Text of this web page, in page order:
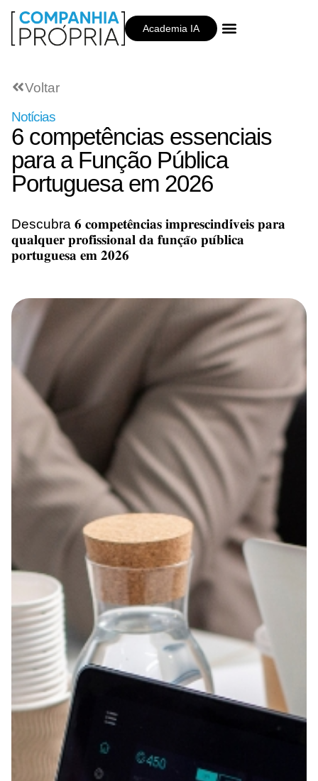
Academia IA
Voltar
Notícias
6 competências essenciais
para a Função Pública
Portuguesa em 2026
Descubra 𝟔 𝐜𝐨𝐦𝐩𝐞𝐭𝐞̂𝐧𝐜𝐢𝐚𝐬 𝐢𝐦𝐩𝐫𝐞𝐬𝐜𝐢𝐧𝐝𝐢́𝐯𝐞𝐢𝐬 𝐩𝐚𝐫𝐚
𝐪𝐮𝐚𝐥𝐪𝐮𝐞𝐫 𝐩𝐫𝐨𝐟𝐢𝐬𝐬𝐢𝐨𝐧𝐚𝐥 𝐝𝐚 𝐟𝐮𝐧𝐜̧𝐚̃𝐨 𝐩𝐮́𝐛𝐥𝐢𝐜𝐚
𝐩𝐨𝐫𝐭𝐮𝐠𝐮𝐞𝐬𝐚 𝐞𝐦 𝟐𝟎𝟐𝟔